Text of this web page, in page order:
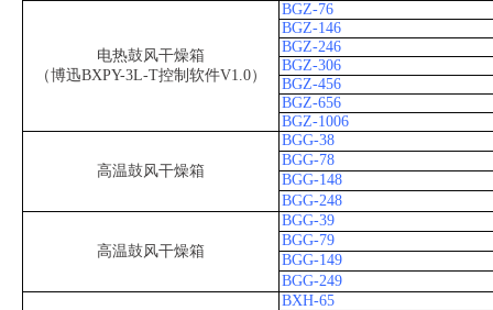
电热鼓风干燥箱
（博迅BXPY-3L-T控制软件V1.0）
BGZ-76
BGZ-146
BGZ-246
BGZ-306
BGZ-456
BGZ-656
BGZ-1006
高温鼓风干燥箱
BGG-38
BGG-78
BGG-148
BGG-248
高温鼓风干燥箱
BGG-39
BGG-79
BGG-149
BGG-249
BXH-65